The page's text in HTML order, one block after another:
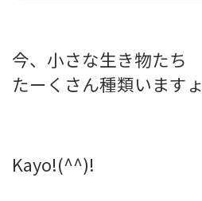
今、小さな生き物たち
たーくさん種類いますょ
Kayo!(^^)!